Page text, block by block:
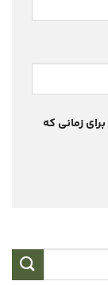
زمانی که